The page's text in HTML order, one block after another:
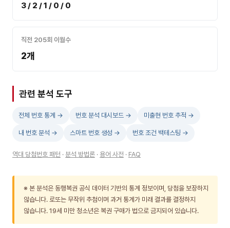
3 / 2 / 1 / 0 / 0
직전 205회 이월수
2개
관련 분석 도구
전체 번호 통계 → 번호 분석 대시보드 → 미출현 번호 추적 →
내 번호 분석 → 스마트 번호 생성 → 번호 조건 백테스팅 →
역대 당첨번호 패턴 · 분석 방법론 · 용어 사전 · FAQ
※ 본 분석은 동행복권 공식 데이터 기반의 통계 정보이며, 당첨을 보장하지
않습니다. 로또는 무작위 추첨이며 과거 통계가 미래 결과를 결정하지
않습니다. 19세 미만 청소년은 복권 구매가 법으로 금지되어 있습니다.